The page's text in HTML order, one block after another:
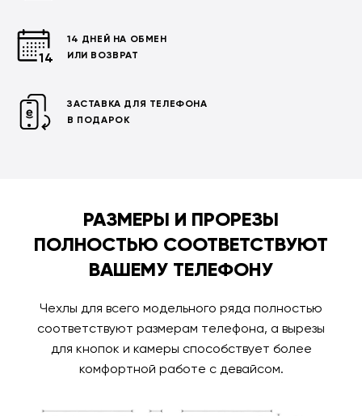
14 ДНЕЙ НА ОБМЕН
ИЛИ ВОЗВРАТ
ЗАСТАВКА ДЛЯ ТЕЛЕФОНА
В ПОДАРОК
РАЗМЕРЫ И ПРОРЕЗЫ
ПОЛНОСТЬЮ СООТВЕТСТВУЮТ
ВАШЕМУ ТЕЛЕФОНУ
Чехлы для всего модельного ряда полностью
соответствуют размерам телефона, а вырезы
для кнопок и камеры способствует более
комфортной работе с девайсом.